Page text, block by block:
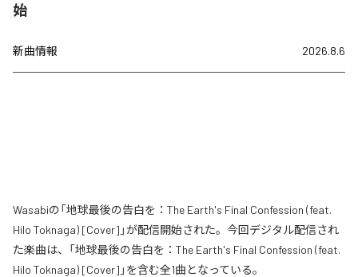
始
新曲情報 2026.8.6
Wasabiの「地球最後の告白を：The Earth's Final Confession (feat.
Hilo Toknaga) [Cover]」が配信開始された。今回デジタル配信され
た楽曲は、「地球最後の告白を：The Earth's Final Confession (feat.
Hilo Toknaga) [Cover]」を含む全1曲となっている。